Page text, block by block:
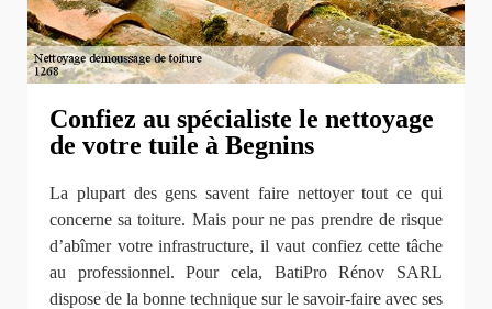
Confiez au spécialiste le nettoyage
de votre tuile à Begnins
La plupart des gens savent faire nettoyer tout ce qui
concerne sa toiture. Mais pour ne pas prendre de risque
d’abîmer votre infrastructure, il vaut confiez cette tâche
au professionnel. Pour cela, BatiPro Rénov SARL
dispose de la bonne technique sur le savoir-faire avec ses